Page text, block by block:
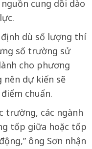
cung dồi dào
định dù số lượng thí
số trường sử
cho phương
dự kiến sẽ
chuẩn.
trường, các ngành
tốp giữa hoặc tốp
ông Sơn nhận